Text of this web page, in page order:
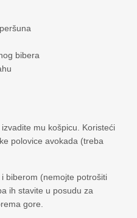
bibera
mu košpicu. Koristeći
polovice avokada (treba
biberom (nemojte potrošiti
ih stavite u posudu za
gore.